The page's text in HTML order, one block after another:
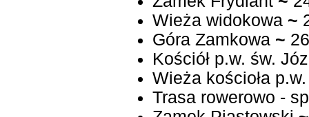
Wieża widokowa ~
Góra Zamkowa ~
Kościół p.w. św.
Wieża kościoła
Trasa rowerowo -